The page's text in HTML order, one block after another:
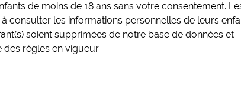
de moins de 18 ans sans votre consentement.
consulter les informations personnelles de leurs
soient supprimées de notre base de données et
règles en vigueur.